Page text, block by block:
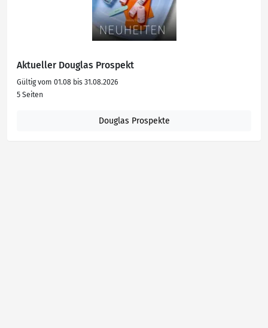
Aktueller Douglas Prospekt
Gültig vom 01.08 bis 31.08.2026
5 Seiten
Douglas Prospekte